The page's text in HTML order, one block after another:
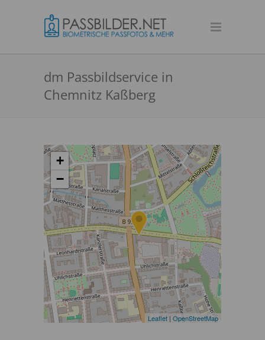
dm Passbildservice in
Chemnitz Kaßberg
+
−
Leaflet | OpenStreetMap